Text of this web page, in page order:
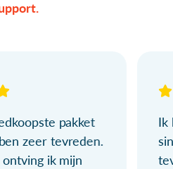
pakket
zeer tevreden.
ik mijn
Ik